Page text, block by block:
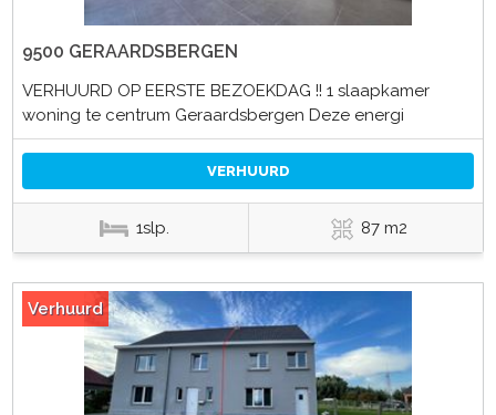
9500 GERAARDSBERGEN
VERHUURD OP EERSTE BEZOEKDAG !! 1 slaapkamer
woning te centrum Geraardsbergen Deze energi
VERHUURD
1slp. 87 m2
Verhuurd